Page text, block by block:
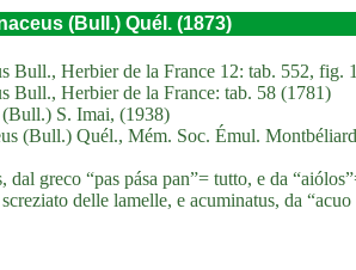
(Bull.) Quél. (1873)
Bull., Herbier de la France 12: tab. 552, fig.
Bull., Herbier de la France: tab. 58 (1781)
(Bull.) S. Imai, (1938)
(Bull.) Quél., Mém. Soc. Émul.
dal greco “pas pása pan”= tutto, e da
delle lamelle, e acuminatus, da